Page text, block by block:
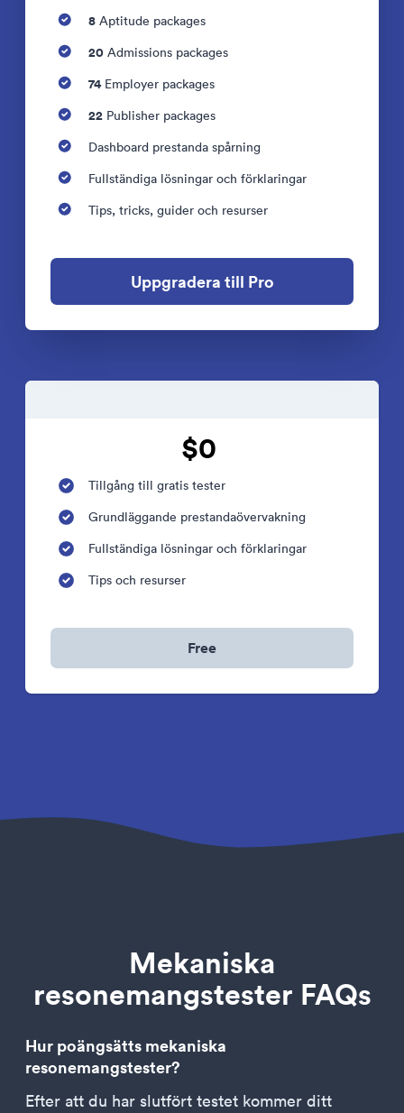
8 Aptitude packages
20 Admissions packages
74Employer packages
22 Publisher packages
Dashboard prestanda spårning
Fullständiga lösningar och förklaringar
Tips, tricks, guider och resurser
Uppgradera till Pro
$0
Tillgång till gratis tester
Grundläggande prestandaövervakning
Fullständiga lösningar och förklaringar
Tips och resurser
Free
Mekaniska
resonemangstester FAQs
Hur poängsätts mekaniska
resonemangstester?
Efter att du har slutfört testet kommer ditt